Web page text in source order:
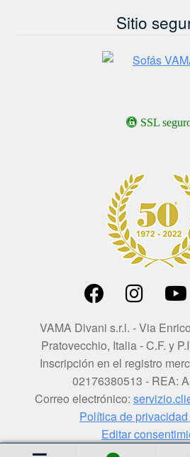
Sitio
SSL
VAMA Divani s.r.l. - Via
Pratovecchio, Italia - C.F. y
Inscripción en el registro
02176380513 - REA:
Correo electrónico:
Política de
Editar